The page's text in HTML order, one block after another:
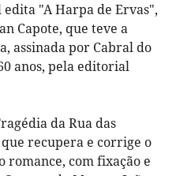
"A Harpa de Ervas",
Capote, que teve a
assinada por Cabral do
anos, pela editorial
da Rua das
recupera e corrige o
com fixação e